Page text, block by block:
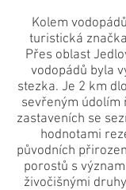
Kolem
turistická
Přes oblast
vodopádů byla
stezka. Je 2 km
sevřeným údolím
zastaveních se
hodnotami
původních
porostů s
živočišnými